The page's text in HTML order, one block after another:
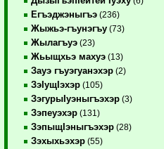
Егъэджэныгъэ (236)
Жыжьэ-гъунэгъу (73)
Жылагъуэ (23)
Жьыщхьэ махуэ (13)
Зауэ гъуэгуанэхэр (2)
ЗэIущIэхэр (105)
ЗэгурыIуэныгъэхэр (3)
Зэпеуэхэр (131)
ЗэпыщIэныгъэхэр (28)
Зэхыхьэхэр (55)